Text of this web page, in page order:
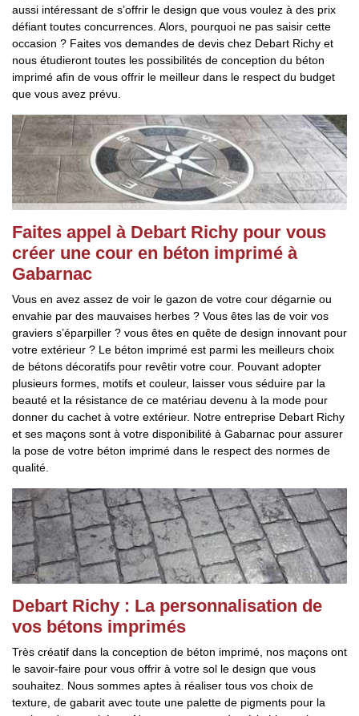
aussi intéressant de s’offrir le design que vous voulez à des prix
défiant toutes concurrences. Alors, pourquoi ne pas saisir cette
occasion ? Faites vos demandes de devis chez Debart Richy et
nous étudieront toutes les possibilités de conception du béton
imprimé afin de vous offrir le meilleur dans le respect du budget
que vous avez prévu.
Faites appel à Debart Richy pour vous
créer une cour en béton imprimé à
Gabarnac
Vous en avez assez de voir le gazon de votre cour dégarnie ou
envahie par des mauvaises herbes ? Vous êtes las de voir vos
graviers s’éparpiller ? vous êtes en quête de design innovant pour
votre extérieur ? Le béton imprimé est parmi les meilleurs choix
de bétons décoratifs pour revêtir votre cour. Pouvant adopter
plusieurs formes, motifs et couleur, laisser vous séduire par la
beauté et la résistance de ce matériau devenu à la mode pour
donner du cachet à votre extérieur. Notre entreprise Debart Richy
et ses maçons sont à votre disponibilité à Gabarnac pour assurer
la pose de votre béton imprimé dans le respect des normes de
qualité.
Debart Richy : La personnalisation de
vos bétons imprimés
Très créatif dans la conception de béton imprimé, nos maçons ont
le savoir-faire pour vous offrir à votre sol le design que vous
souhaitez. Nous sommes aptes à réaliser tous vos choix de
texture, de gabarit avec toute une palette de pigments pour la